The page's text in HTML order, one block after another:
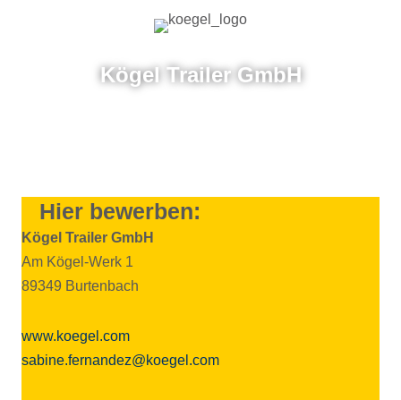
Kögel Trai­ler GmbH
Hier bewerben:
Kögel Trai­ler GmbH
Am Kögel-Werk 1
89349 Burtenbach
www.koegel.com
sabine.fernandez@koegel.com